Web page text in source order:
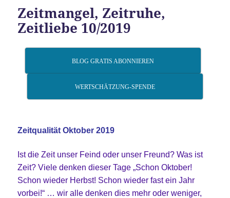
Zeitmangel, Zeitruhe,
Zeitliebe 10/2019
BLOG GRATIS ABONNIEREN
WERTSCHÄTZUNG-SPENDE
Zeitqualität Oktober 2019
Ist die Zeit unser Feind oder unser Freund? Was ist
Zeit? Viele denken dieser Tage „Schon Oktober!
Schon wieder Herbst! Schon wieder fast ein Jahr
vorbei!“ … wir alle denken dies mehr oder weniger,